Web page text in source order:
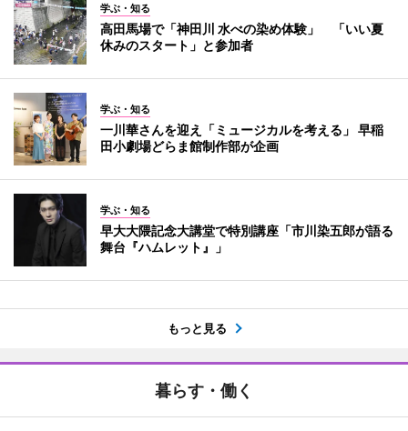
学ぶ・知る
高田馬場で「神田川 水べの染め体験」 「いい夏
休みのスタート」と参加者
学ぶ・知る
一川華さんを迎え「ミュージカルを考える」 早稲
田小劇場どらま館制作部が企画
学ぶ・知る
早大大隈記念大講堂で特別講座「市川染五郎が語る
舞台『ハムレット』」
もっと見る
暮らす・働く